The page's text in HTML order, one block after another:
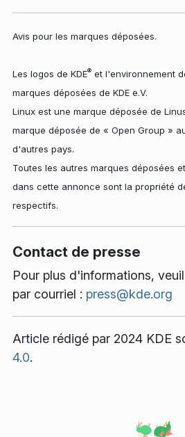
Avis pour les marques déposées.
Les logos de KDE® et l'environnement
marques déposées de KDE e.V.
Linux est une marque déposée de
marque déposée de « Open Group »
d'autres pays.
Toutes les autres marques déposées
dans cette annonce sont la propriété
respectifs.
Contact de presse
Pour plus d'informations,
par courriel : press@kde.org
Article rédigé par 2024 KDE
4.0.